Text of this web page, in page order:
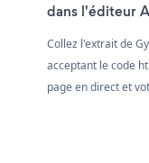
dans l'éditeur
Collez l'extrait de
acceptant le code
page en direct et